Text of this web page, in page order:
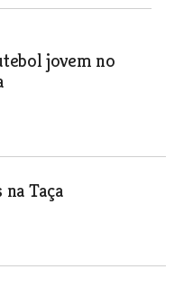
jovem no
Taça